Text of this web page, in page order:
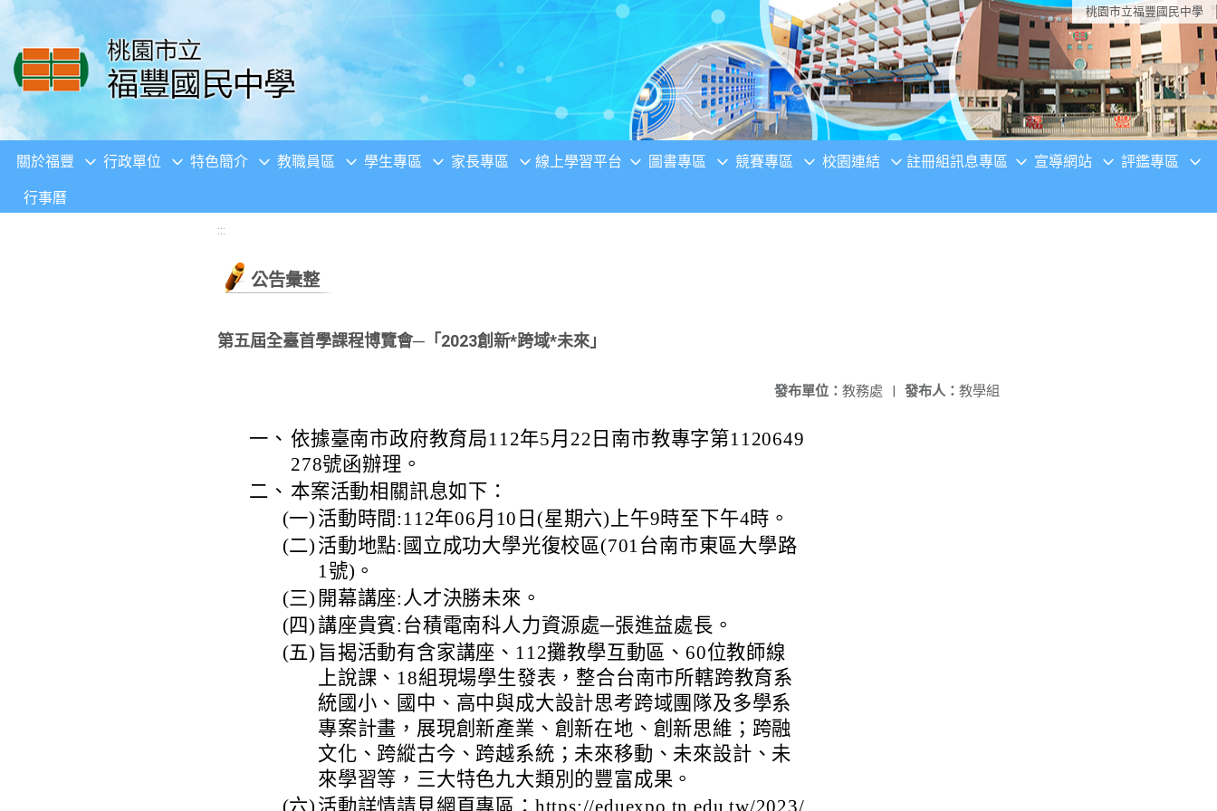
移至網頁之主要內容區位置 桃園市立福豐國民中學
關於福豐 行政單位 特色簡介 教職員區 學生專區 家長專區 線上學習平台 圖書專區 競賽專區 校園連結 註冊組訊息專區 宣導網站 評鑑專區
行事曆
:::
公告彙整
第五屆全臺首學課程博覽會─「2023創新*跨域*未來」
發布人： 教學組
發布單位： 教務處 |
一、 依據臺南市政府教育局112年5月22日南市教專字第1120649
278號函辦理。
二、 本案活動相關訊息如下：
(一) 活動時間:112年06月10日(星期六)上午9時至下午4時。
(二) 活動地點:國立成功大學光復校區(701台南市東區大學路
1號)。
(三) 開幕講座:人才決勝未來。
(四)講座貴賓:台積電南科人力資源處─張進益處長。
(五) 旨揭活動有含家講座、112攤教學互動區、60位教師線
上說課、18組現場學生發表，整合台南市所轄跨教育系
統國小、國中、高中與成大設計思考跨域團隊及多學系
專案計畫，展現創新產業、創新在地、創新思維；跨融
文化、跨縱古今、跨越系統；未來移動、未來設計、未
來學習等，三大特色九大類別的豐富成果。
(六) 活動詳情請見網頁專區：https://eduexpo.tn.edu.tw/2023/